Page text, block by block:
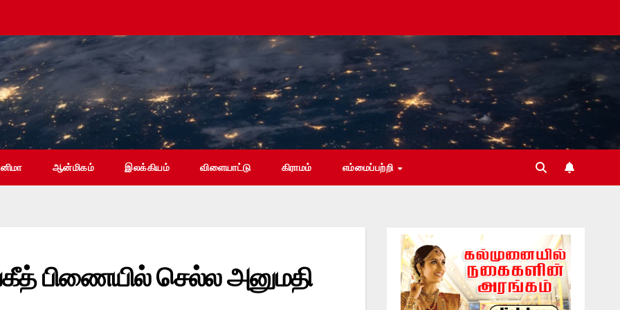
ஆன்மிகம் இலக்கியம் விளையாட்டு கிராமம் எம்மைப்பற்றி
பிணையில் செல்ல அனுமதி